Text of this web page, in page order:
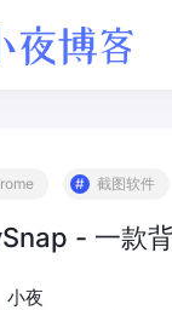
截图软件
- 一款
小夜